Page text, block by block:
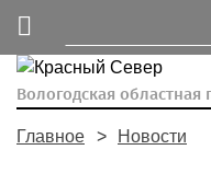
Вологодская областная
Главное Новости